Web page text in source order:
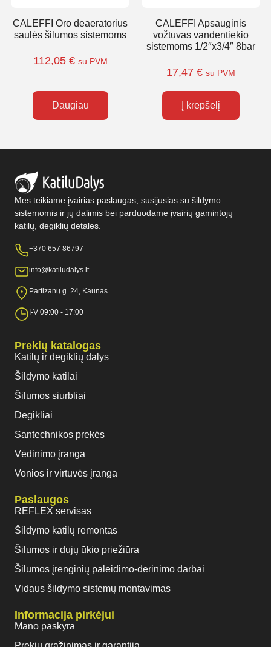
CALEFFI Oro deaeratorius
saulės šilumos sistemoms
112,05 € su PVM
Daugiau
CALEFFI Apsauginis
vožtuvas vandentiekio
sistemoms 1/2″x3/4″ 8bar
17,47 € su PVM
Į krepšelį
Mes teikiame įvairias paslaugas, susijusias su šildymo
sistemomis ir jų dalimis bei parduodame įvairių gamintojų
katilų, degiklių detales.
+370 657 86797
info@katiludalys.lt
Partizanų g. 24, Kaunas
I-V 09:00 - 17:00
Prekių katalogas
Katilų ir degiklių dalys
Šildymo katilai
Šilumos siurbliai
Degikliai
Santechnikos prekės
Vėdinimo įranga
Vonios ir virtuvės įranga
Paslaugos
REFLEX servisas
Šildymo katilų remontas
Šilumos ir dujų ūkio priežiūra
Šilumos įrenginių paleidimo-derinimo darbai
Vidaus šildymo sistemų montavimas
Informacija pirkėjui
Mano paskyra